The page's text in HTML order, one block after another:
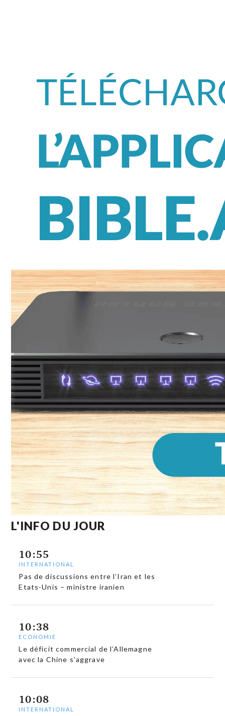
L'INFO DU JOUR
10:55
INTERNATIONAL
Pas de discussions entre l’Iran et les
Etats-Unis – ministre iranien
10:38
ECONOMIE
Le déficit commercial de l’Allemagne
avec la Chine s’aggrave
10:08
INTERNATIONAL